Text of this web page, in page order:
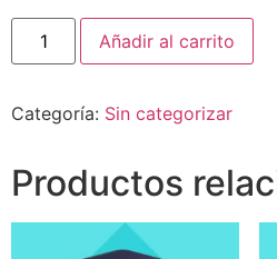
Añadir al carrito
Categoría: Sin categorizar
Productos